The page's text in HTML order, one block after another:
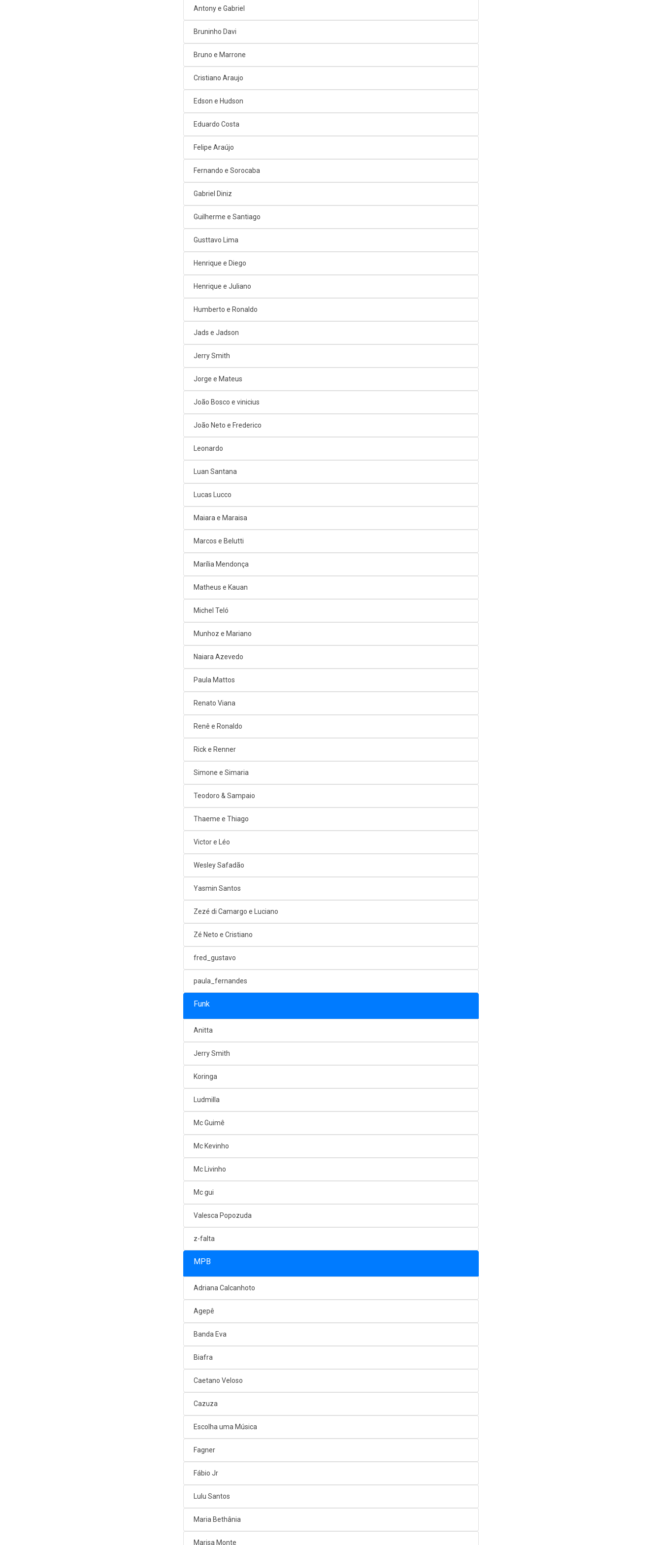
Antony e Gabriel
Bruninho Davi
Bruno e Marrone
Cristiano Araujo
Edson e Hudson
Eduardo Costa
Felipe Araújo
Fernando e Sorocaba
Gabriel Diniz
Guilherme e Santiago
Gusttavo Lima
Henrique e Diego
Henrique e Juliano
Humberto e Ronaldo
Jads e Jadson
Jerry Smith
Jorge e Mateus
João Bosco e vinicius
João Neto e Frederico
Leonardo
Luan Santana
Lucas Lucco
Maiara e Maraisa
Marcos e Belutti
Marília Mendonça
Matheus e Kauan
Michel Teló
Munhoz e Mariano
Naiara Azevedo
Paula Mattos
Renato Viana
Renê e Ronaldo
Rick e Renner
Simone e Simaria
Teodoro & Sampaio
Thaeme e Thiago
Victor e Léo
Wesley Safadão
Yasmin Santos
Zezé di Camargo e Luciano
Zé Neto e Cristiano
fred_gustavo
paula_fernandes
Funk
Anitta
Jerry Smith
Koringa
Ludmilla
Mc Guimê
Mc Kevinho
Mc Livinho
Mc gui
Valesca Popozuda
z-falta
MPB
Adriana Calcanhoto
Agepê
Banda Eva
Biafra
Caetano Veloso
Cazuza
Escolha uma Música
Fagner
Fábio Jr
Lulu Santos
Maria Bethânia
Marisa Monte